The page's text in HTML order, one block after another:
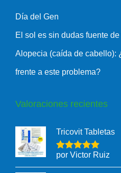
Día del Gen
El sol es sin dudas fuente
Alopecia (caída de cabello):
frente a este problema?
Valoraciones recientes
Tricovit Tabletas
por Victor Ruiz